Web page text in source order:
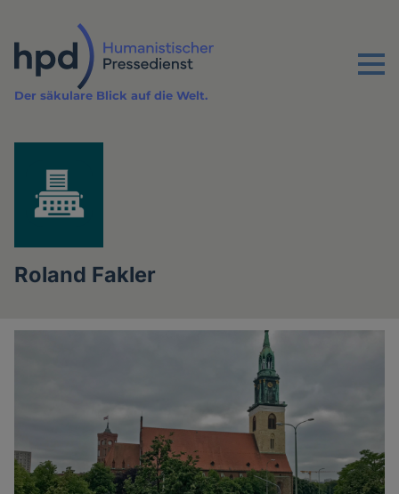
Inhalt
Menu
Der säkulare Blick auf die Welt.
Roland Fakler